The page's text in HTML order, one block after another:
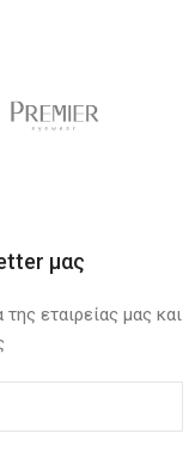
μας
εταιρείας μας και